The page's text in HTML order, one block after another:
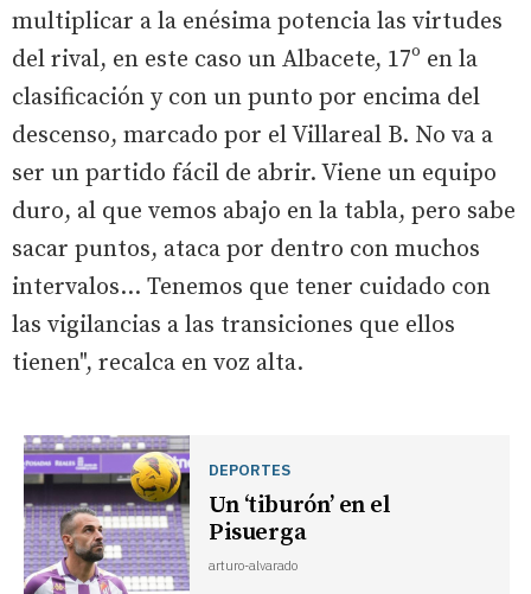
multiplicar a la enésima potencia las virtudes
del rival, en este caso un Albacete, 17º en la
clasificación y con un punto por encima del
descenso, marcado por el Villareal B. No va a
ser un partido fácil de abrir. Viene un equipo
duro, al que vemos abajo en la tabla, pero sabe
sacar puntos, ataca por dentro con muchos
intervalos... Tenemos que tener cuidado con
las vigilancias a las transiciones que ellos
tienen", recalca en voz alta.
DEPORTES
Un ‘tiburón’ en el
Pisuerga
arturo-alvarado